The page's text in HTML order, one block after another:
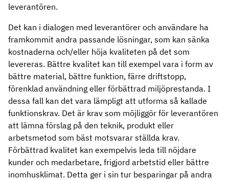
leverantören.
Det kan i dialogen med leverantörer och användare ha
framkommit andra passande lösningar, som kan sänka
kostnaderna och/eller höja kvaliteten på det som
levereras. Bättre kvalitet kan till exempel vara i form av
bättre material, bättre funktion, färre driftstopp,
förenklad användning eller förbättrad miljöprestanda. I
dessa fall kan det vara lämpligt att utforma så kallade
funktionskrav. Det är krav som möjliggör för leverantören
att lämna förslag på den teknik, produkt eller
arbetsmetod som bäst motsvarar ställda krav.
Förbättrad kvalitet kan exempelvis leda till nöjdare
kunder och medarbetare, frigjord arbetstid eller bättre
inomhusklimat. Detta ger i sin tur besparingar på andra